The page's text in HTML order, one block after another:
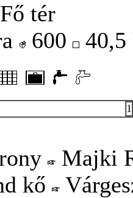
tér
600
1
Majki
kő